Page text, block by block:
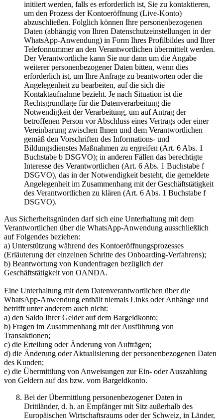
initiiert werden, falls es erforderlich ist, Sie zu kontaktieren,
um den Prozess der Kontoeröffnung (Live-Konto)
abzuschließen. Folglich können Ihre personenbezogenen
Daten (abhängig von Ihren Datenschutzeinstellungen in der
WhatsApp-Anwendung) in Form Ihres Profilbildes und Ihrer
Telefonnummer an den Verantwortlichen übermittelt werden.
Der Verantwortliche kann Sie nur dann um die Angabe
weiterer personenbezogener Daten bitten, wenn dies
erforderlich ist, um Ihre Anfrage zu beantworten oder die
Angelegenheit zu bearbeiten, auf die sich die
Kontaktaufnahme bezieht. Je nach Situation ist die
Rechtsgrundlage für die Datenverarbeitung die
Notwendigkeit der Verarbeitung, um auf Antrag der
betroffenen Person vor Abschluss eines Vertrags oder einer
Vereinbarung zwischen Ihnen und dem Verantwortlichen
gemäß den Vorschriften des Informations- und
Bildungsdienstes Maßnahmen zu ergreifen (Art. 6 Abs. 1
Buchstabe b DSGVO); in anderen Fällen das berechtigte
Interesse des Verantwortlichen (Art. 6 Abs. 1 Buchstabe f
DSGVO), das in der Notwendigkeit besteht, die gemeldete
Angelegenheit im Zusammenhang mit der Geschäftstätigkeit
des Verantwortlichen zu klären (Art. 6 Abs. 1 Buchstabe f
DSGVO).
Aus Sicherheitsgründen darf sich eine Unterhaltung mit dem
Verantwortlichen über die WhatsApp-Anwendung ausschließlich
auf Folgendes beziehen:
a) Unterstützung während des Kontoeröffnungsprozesses
(Erläuterung der einzelnen Schritte des Onboarding-Verfahrens);
b) Beantwortung von Kundenfragen bezüglich der
Geschäftstätigkeit von OANDA.
Eine Unterhaltung mit dem Datenverantwortlichen über die
WhatsApp-Anwendung enthält niemals Links oder Anhänge und
betrifft unter anderem auch nicht:
a) den Saldo Ihrer Gelder auf dem Bargeldkonto;
b) Fragen im Zusammenhang mit der Ausführung von
Transaktionen;
c) die Erteilung oder Änderung von Aufträgen;
d) die Änderung oder Aktualisierung der personenbezogenen Daten
des Kunden;
e) die Übermittlung von Anweisungen zur Ein- oder Auszahlung
von Geldern auf das bzw. vom Bargeldkonto.
Bei der Übermittlung personenbezogener Daten in
Drittländer, d. h. an Empfänger mit Sitz außerhalb des
Europäischen Wirtschaftsraums oder der Schweiz, in Länder,